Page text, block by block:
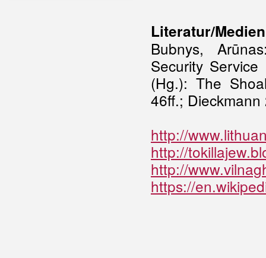
Literatur/Medien
Bubnys,
Security
(Hg.): The
46ff.;
http://
http://
http://
https://